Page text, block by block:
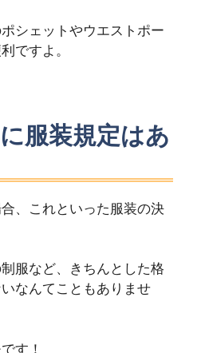
シェットやウエストポー
ですよ。
服装規定はあ
、これといった服装の決
服など、きちんとした格
なんてこともありませ
す！